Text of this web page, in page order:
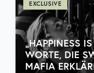
EXCLUSIVE
„HAPPINESS
WORTE, DIE
MAFIA